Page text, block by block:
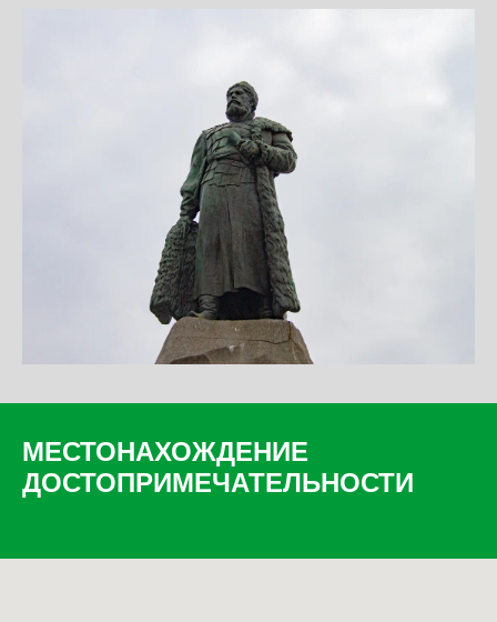
МЕСТОНАХОЖДЕНИЕ
ДОСТОПРИМЕЧАТЕЛЬНОСТИ